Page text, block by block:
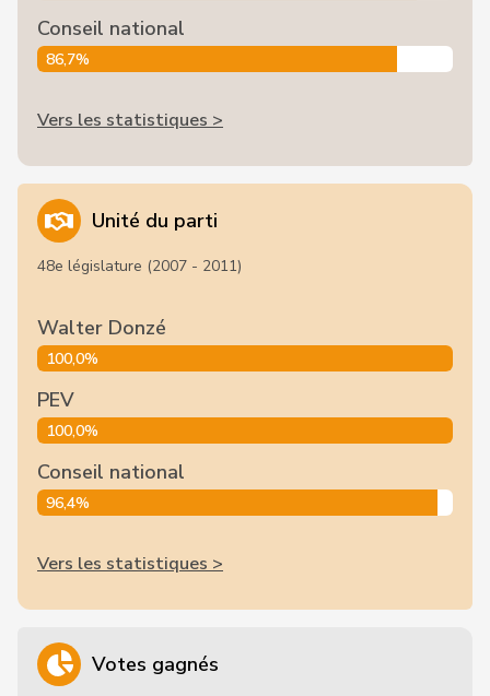
Conseil national
86,7%
Vers les statistiques >
Unité du parti
48e législature (2007 - 2011)
Walter Donzé
100,0%
PEV
100,0%
Conseil national
96,4%
Vers les statistiques >
Votes gagnés